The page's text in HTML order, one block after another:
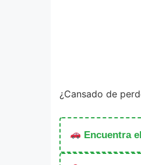
¿Cansado de
Encuentra